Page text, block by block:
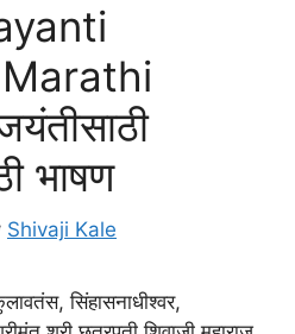
भाषण
Shivaji Kale
सिंहासनाधीश्वर,